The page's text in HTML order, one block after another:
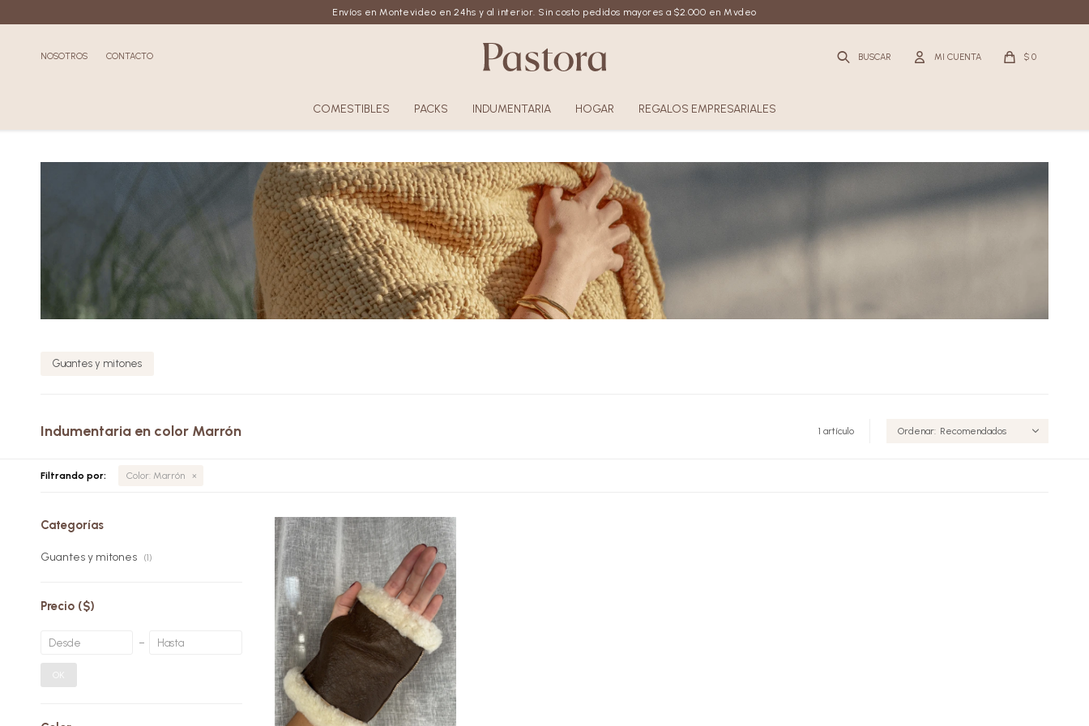
COMESTIBLES PACKS INDUMENTARIA HOGAR REGALOS EMPRESARIALES
$ 0
Envíos en Montevideo en 24hs y al interior. Sin costo pedidos mayores a $2.000 en Mvdeo
NOSOTROS CONTACTO
Guantes y mitones
Indumentaria en color Marrón 1 artículo Recomendados
Filtrando por: Color: Marrón
El exterior en cuero ovino
aporta protección y
durabilidad, mientras que el
interior en lana brinda
suavidad, calidez y
respirabilidad, ayudando a
mantener la temperatura
sin exceso de humedad.
Una pieza simple, funcional y
hecha con materiales
Categorías
Guantes y mitones (1)
Precio ($)
OK